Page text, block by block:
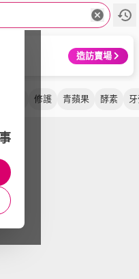
造訪賣場
修護 青蘋果 酵素